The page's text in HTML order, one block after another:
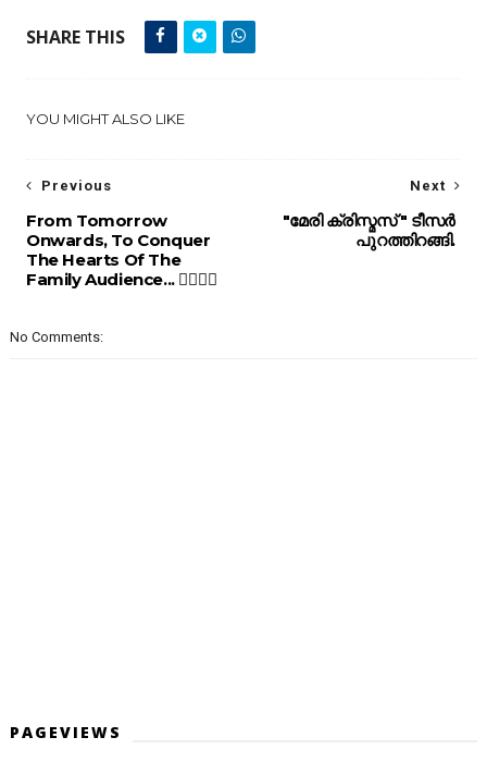
SHARE THIS
YOU MIGHT ALSO LIKE
Next
"മേരി ക്രിസ്മസ് " ടീസർ
പുറത്തിറങ്ങി.
Previous
From Tomorrow
Onwards, To Conquer
The Hearts Of The
Family Audience... ❤️‍🔥💖💞
No Comments:
PAGEVIEWS